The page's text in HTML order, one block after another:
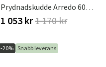
Danmark
Prydnadskudde Arredo 60x40 Maximo Cannella Sun
1 053 kr1 170 kr
-20% Snabb leverans